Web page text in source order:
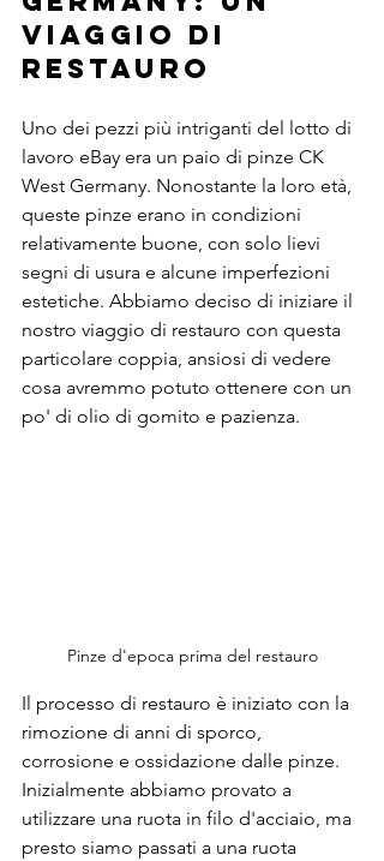
viaggio di
restauro
Uno dei pezzi più intriganti del lotto di
lavoro eBay era un paio di pinze CK
West Germany. Nonostante la loro età,
queste pinze erano in condizioni
relativamente buone, con solo lievi
segni di usura e alcune imperfezioni
estetiche. Abbiamo deciso di iniziare il
nostro viaggio di restauro con questa
particolare coppia, ansiosi di vedere
cosa avremmo potuto ottenere con un
po' di olio di gomito e pazienza.
Pinze d'epoca prima del restauro
Il processo di restauro è iniziato con la
rimozione di anni di sporco,
corrosione e ossidazione dalle pinze.
Inizialmente abbiamo provato a
utilizzare una ruota in filo d'acciaio, ma
presto siamo passati a una ruota